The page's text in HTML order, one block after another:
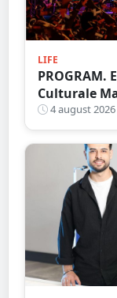
LIFE
PROGRAM.
Culturale
și alte
4 august 2026